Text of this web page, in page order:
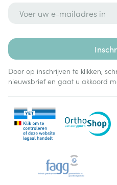
Door op inschrijven te klikken,
nieuwsbrief en gaat u akkoord